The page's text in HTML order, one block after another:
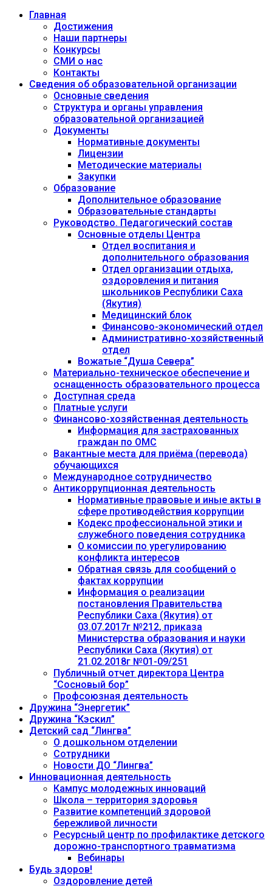
Главная
Достижения
Наши партнеры
Конкурсы
СМИ о нас
Контакты
Сведения об образовательной организации
Основные сведения
Структура и органы управления
образовательной организацией
Документы
Нормативные документы
Лицензии
Методические материалы
Закупки
Образование
Дополнительное образование
Образовательные стандарты
Руководство. Педагогический состав
Основные отделы Центра
Отдел воспитания и
дополнительного образования
Отдел организации отдыха,
оздоровления и питания
школьников Республики Саха
(Якутия)
Медицинский блок
Финансово-экономический отдел
Административно-хозяйственный
отдел
Вожатые “Душа Севера”
Материально-техническое обеспечение и
оснащенность образовательного процесса
Доступная среда
Платные услуги
Финансово-хозяйственная деятельность
Информация для застрахованных
граждан по ОМС
Вакантные места для приёма (перевода)
обучающихся
Международное сотрудничество
Антикоррупционная деятельность
Нормативные правовые и иные акты в
сфере противодействия коррупции
Кодекс профессиональной этики и
служебного поведения сотрудника
О комиссии по урегулированию
конфликта интересов
Обратная связь для сообщений о
фактах коррупции
Информация о реализации
постановления Правительства
Республики Саха (Якутия) от
03.07.2017г №212, приказа
Министерства образования и науки
Республики Саха (Якутия) от
21.02.2018г №01-09/251
Публичный отчет директора Центра
“Сосновый бор”
Профсоюзная деятельность
Дружина “Энергетик”
Дружина “Кэскил”
Детский сад “Лингва”
О дошкольном отделении
Сотрудники
Новости ДО “Лингва”
Инновационная деятельность
Кампус молодежных инноваций
Школа – территория здоровья
Развитие компетенций здоровой
бережливой личности
Ресурсный центр по профилактике детского
дорожно-транспортного травматизма
Вебинары
Будь здоров!
Оздоровление детей